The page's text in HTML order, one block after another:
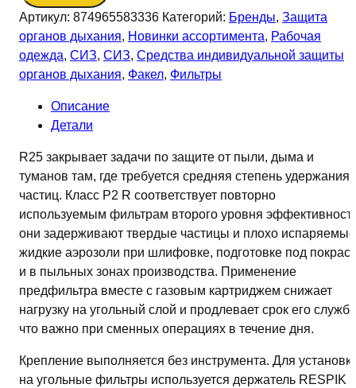
противоаэрозольный
RESPIK®
R25
P2
R
Артикул: 874965583336 Категорий: Бренды, Защита
органов дыхания, Новинки ассортимента, Рабочая
одежда, СИЗ, СИЗ, Средства индивидуальной защиты
органов дыхания, Факел, Фильтры
Описание
Детали
R25 закрывает задачи по защите от пыли, дыма и
туманов там, где требуется средняя степень удержания
частиц. Класс P2 R соответствует повторно
используемым фильтрам второго уровня
они задерживают твердые частицы и плохо испаряемые
жидкие аэрозоли при шлифовке, подготовке под
и в пыльных зонах производства. Применение
предфильтра вместе с газовым картриджем снижает
нагрузку на угольный слой и продлевает срок его
что важно при сменных операциях в течение дня.
Крепление выполняется без инструмента. Для
на угольные фильтры используется держатель RESPIK